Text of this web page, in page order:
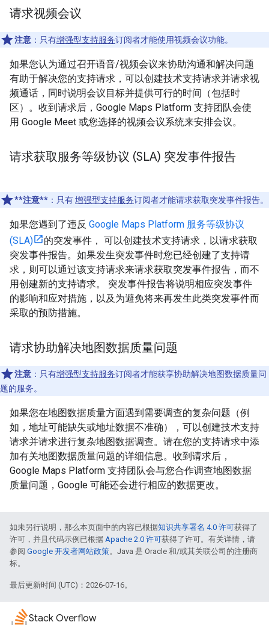
请求视频会议
注意 ：只有增强型支持服务订阅者才能使用视频会议功能。
如果您认为通过召开语音/视频会议来协助沟通和解决问题
有助于解决您的支持请求，可以创建技术支持请求并请求视
频通话，同时说明会议目标并提供可行的时间（包括时
区）。收到请求后，Google Maps Platform 支持团队会使
用 Google Meet 或您选择的视频会议系统来安排会议。
请求获取服务等级协议 (SLA) 突发事件报告
**注意** ：只有增强型支持服务订阅者才能请求获取突发事件报告。
如果您遇到了违反 Google Maps Platform 服务等级协议
(SLA)
的突发事件， 可以创建技术支持请求，以请求获取
突发事件报告。如果发生突发事件时您已经创建了支持请
求，则可以通过该支持请求来请求获取突发事件报告，而不
用创建新的支持请求。 突发事件报告将说明相应突发事件
的影响和应对措施，以及为避免将来再发生此类突发事件而
采取的预防措施。
请求协助解决地图数据质量问题
注意 ：只有增强型支持服务订阅者才能获享协助解决地图数据质量问
题的服务。
如果您在地图数据质量方面遇到需要调查的复杂问题（例
如，地址可能缺失或地址数据不准确），可以创建技术支持
请求并请求进行复杂地图数据调查。请在您的支持请求中添
加有关地图数据质量问题的详细信息。收到请求后，
Google Maps Platform 支持团队会与您合作调查地图数据
质量问题，Google 可能还会进行相应的数据更改。
如未另行说明，那么本页面中的内容已根据知识共享署名 4.0 许可获得了
许可，并且代码示例已根据 Apache 2.0 许可获得了许可。有关详情，请
参阅 Google 开发者网站政策。Java 是 Oracle 和/或其关联公司的注册商
标。
最后更新时间 (UTC)：2026-07-16。
Stack Overflow